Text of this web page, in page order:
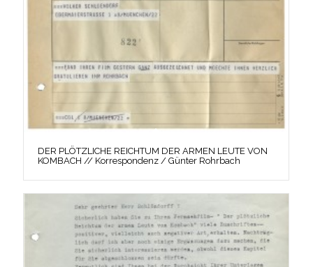
DER PLÖTZLICHE REICHTUM DER ARMEN LEUTE VON
KOMBACH // Korrespondenz / Günter Rohrbach